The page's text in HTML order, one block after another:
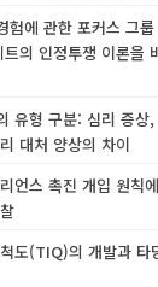
험에 관한 포커스 그룹
의 인정투쟁 이론을
유형 구분: 심리 증상,
대처 양상의 차이
언스 촉진 개입 원칙에
도(TIQ)의 개발과 타